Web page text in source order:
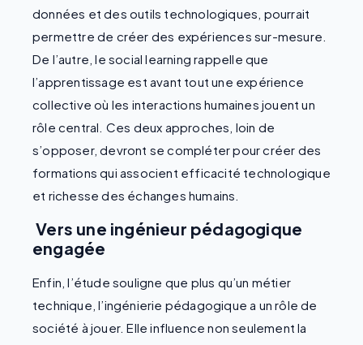
données et des outils technologiques, pourrait
permettre de créer des expériences sur-mesure.
De l’autre, le social learning rappelle que
l’apprentissage est avant tout une expérience
collective où les interactions humaines jouent un
rôle central. Ces deux approches, loin de
s’opposer, devront se compléter pour créer des
formations qui associent efficacité technologique
et richesse des échanges humains.
Vers une ingénieur pédagogique
engagée
Enfin, l’étude souligne que plus qu’un métier
technique, l’ingénierie pédagogique a un rôle de
société à jouer. Elle influence non seulement la